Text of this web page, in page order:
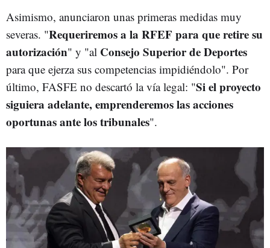
Asimismo, anunciaron unas primeras medidas muy
severas. "Requeriremos a la RFEF para que retire su
autorización" y "al Consejo Superior de Deportes
para que ejerza sus competencias impidiéndolo". Por
último, FASFE no descartó la vía legal: "Si el proyecto
siguiera adelante, emprenderemos las acciones
oportunas ante los tribunales".